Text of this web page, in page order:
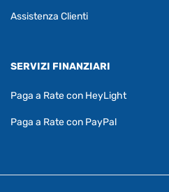
Assistenza Clienti
SERVIZI FINANZIARI
Paga a Rate con HeyLight
Paga a Rate con PayPal